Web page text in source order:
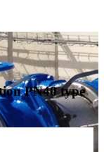
PN40 type